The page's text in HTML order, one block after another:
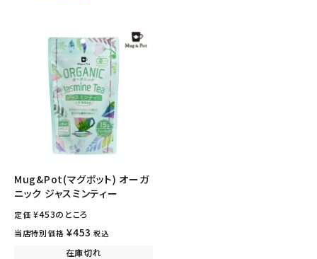
定期購入
オリジナルブランド
ナチュラムーン
エコリュクス
エコメイト
Mug&Pot(マグポット) オーガ
ニック ジャスミンティー
定価 ¥453のところ
当店特別価格 ¥453 税込
在庫切れ